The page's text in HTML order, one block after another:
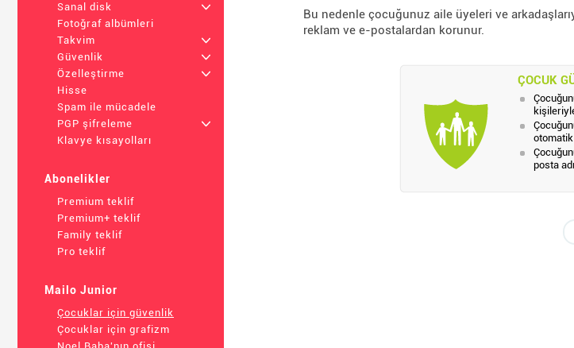
Sanal disk
+
Fotoğraf albümleri
Takvim
+
Güvenlik
+
Özelleştirme
+
Hisse
Spam ile mücadele
PGP şifreleme
+
Klavye kısayolları
Abonelikler
Premium teklif
Premium+ teklif
Family teklif
Pro teklif
Mailo Junior
Çocuklar için güvenlik
Çocuklar için grafizm
Bu nedenle çocuğunuz aile üyeleri ve
reklam ve e-postalardan korunur.
ÇOCUK
otomatik
posta